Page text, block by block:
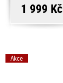
1 999 Kč
Akce